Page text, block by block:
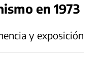
en 1973
y exposición